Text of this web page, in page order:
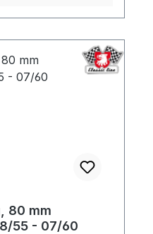
80 mm
55 - 07/60